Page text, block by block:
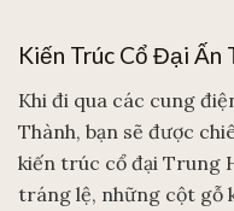
Kiến Trúc Cổ Đại Ấn
Khi đi qua các cung
Thành, bạn sẽ được
kiến trúc cổ đại Trung
tráng lệ, những cột gỗ